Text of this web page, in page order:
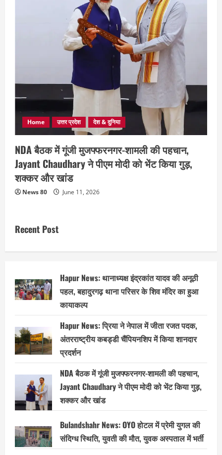
Home उत्तर प्रदेश देश & दुनिया
NDA बैठक में गूंजी मुजफ्फरनगर-शामली की पहचान,
Jayant Chaudhary ने पीएम मोदी को भेंट किया गुड़,
शक्कर और खांड
News 80 June 11, 2026
Recent Post
Hapur News: थानाध्यक्ष इंद्रकांत यादव की अनूठी
पहल, बहादुरगढ़ थाना परिसर के शिव मंदिर का हुआ
कायाकल्प
Hapur News: प्रिया ने नेपाल में जीता रजत पदक,
अंतरराष्ट्रीय कबड्डी चैंपियनशिप में किया शानदार
प्रदर्शन
NDA बैठक में गूंजी मुजफ्फरनगर-शामली की पहचान,
Jayant Chaudhary ने पीएम मोदी को भेंट किया गुड़,
शक्कर और खांड
Bulandshahr News: OYO होटल में प्रेमी युगल की
संदिग्ध स्थिति, युवती की मौत, युवक अस्पताल में भर्ती